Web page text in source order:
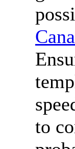
to